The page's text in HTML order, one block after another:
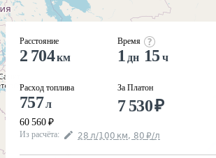
Расстояние
2 704км
Расход топлива
757л
60 560 ₽
Время
1 дн 15 ч
За Платон
7 530₽
Из расчёта: 28 л/100 км, 80 ₽/л